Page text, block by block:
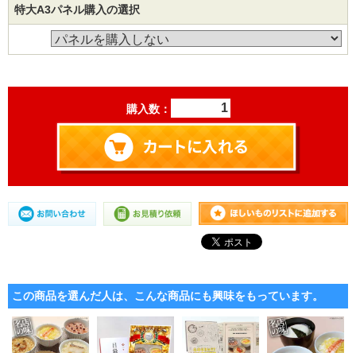
特大A3パネル購入の選択
購入数：
この商品を選んだ人は、こんな商品にも興味をもっています。